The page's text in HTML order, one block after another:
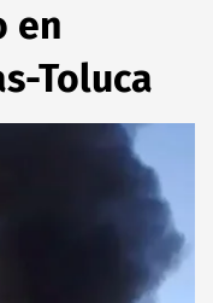
en
Toluca